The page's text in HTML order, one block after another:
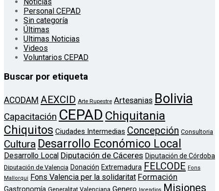
Personal CEPAD
Sin categoría
Últimas
Ultimas Noticias
Videos
Voluntarios CEPAD
Buscar por etiqueta
ACODAM AEXCID Arte Rupestre Artesanias Bolivia
Capacitación CEPAD Chiquitania
Chiquitos Ciudades Intermedias Concepción Consultoria
Cultura Desarrollo Económico Local
Desarrollo Local Diputación de Cáceres Diputación de Córdoba
Diputación de Valencia Donación Extremadura FELCODE Fons
Mallorqui
Fons Valencia per la solidaritat Formación
Generalitat Valenciana Genero Misiones